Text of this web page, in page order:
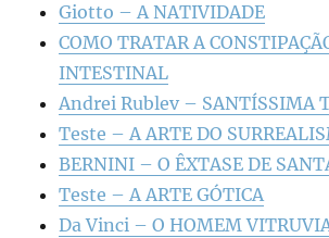
Giotto – A NATIVIDADE
COMO TRATAR A
INTESTINAL
Andrei Rublev – SANTÍSSIMA
Teste – A ARTE DO
BERNINI – O ÊXTASE DE
Teste – A ARTE GÓTICA
Da Vinci – O HOMEM